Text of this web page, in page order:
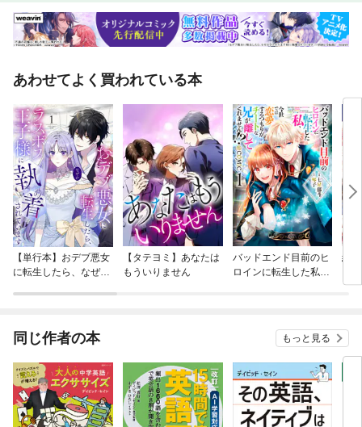
あわせてよく買われている本
【単行本】おデブ悪女
に転生したら、なぜか
【タテヨミ】あなたは
もういりません
バッドエンド目前のヒ
ロインに転生した私、
結
同じ作者の本 もっと見る